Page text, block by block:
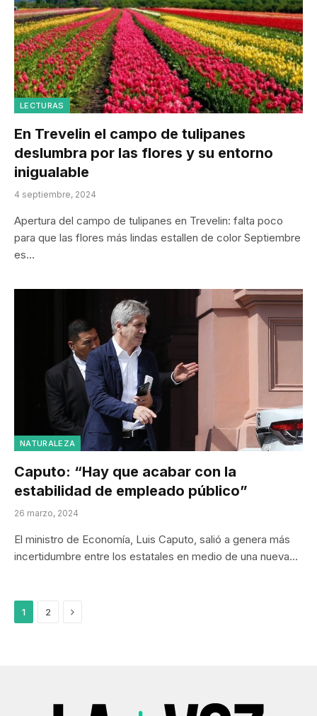
LECTURAS
En Trevelin el campo de tulipanes
deslumbra por las flores y su entorno
inigualable
4 septiembre, 2024
Apertura del campo de tulipanes en Trevelin: falta poco
para que las flores más lindas estallen de color Septiembre
es…
NATURALEZA
Caputo: “Hay que acabar con la
estabilidad de empleado público”
26 marzo, 2024
El ministro de Economía, Luis Caputo, salió a genera más
incertidumbre entre los estatales en medio de una nueva…
1 2 Next